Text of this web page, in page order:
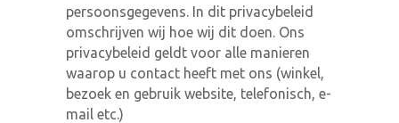
persoonsgegevens. In dit privacybeleid
omschrijven wij hoe wij dit doen. Ons
privacybeleid geldt voor alle manieren
waarop u contact heeft met ons (winkel,
bezoek en gebruik website, telefonisch, e-
mail etc.)